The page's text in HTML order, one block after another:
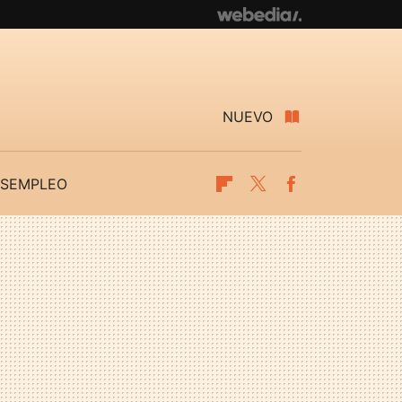
NUEVO
Flipboard
Twitter